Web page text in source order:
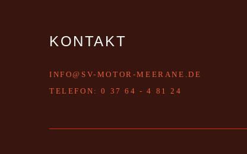
KONTAKT
INFO@SV-MOTOR-MEERANE.DE
T ELEFON:0 37 64 - 4 81 24